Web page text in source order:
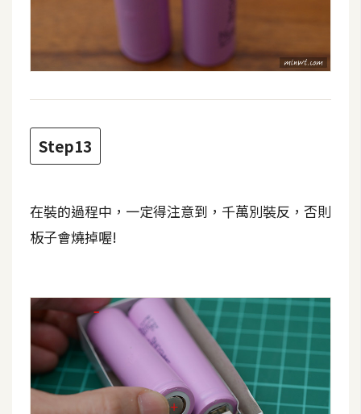
Step13
在裝的過程中，一定得注意到，千萬別裝反，否則
板子會燒掉喔!